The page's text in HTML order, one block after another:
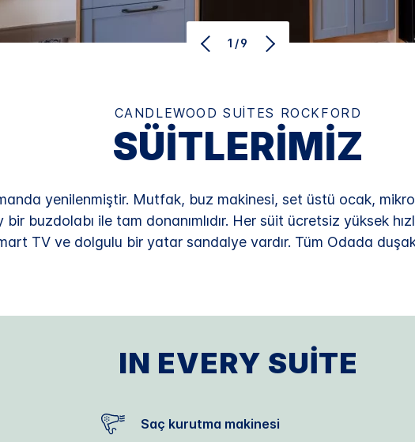
1/9
CANDLEWOOD SUITES ROCKFORD
SÜITLERIMIZ
yenilenmiştir. Mutfak, buz makinesi, set üstü ocak,
buzdolabı ile tam donanımlıdır. Her süit ücretsiz yüksek
TV ve dolgulu bir yatar sandalye vardır. Tüm Odada
IN EVERY SUITE
Saç kurutma makinesi